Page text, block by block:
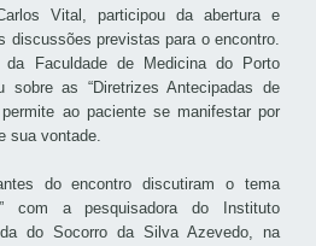
Vital, participou da abertura e
discussões previstas para o encontro.
Faculdade de Medicina do Porto
sobre as “Diretrizes Antecipadas de
ao paciente se manifestar por
sua vontade.
do encontro discutiram o tema
com a pesquisadora do Instituto
do Socorro da Silva Azevedo, na